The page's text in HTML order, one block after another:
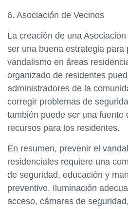
6. Asociación de Vecinos
La creación de una
ser una buena estrategia para
vandalismo en áreas
organizado de residentes
administradores de la
corregir problemas de
también puede ser una fuente
recursos para los residentes.
En resumen, prevenir el
residenciales requiere una
de seguridad, educación y
preventivo. Iluminación
acceso, cámaras de